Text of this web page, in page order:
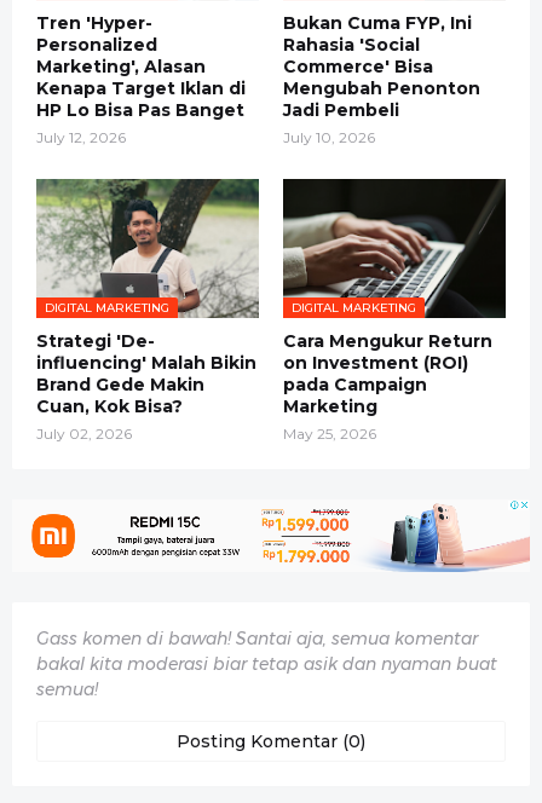
Tren 'Hyper-
Personalized
Marketing', Alasan
Kenapa Target Iklan di
HP Lo Bisa Pas Banget
July 12, 2026
Bukan Cuma FYP, Ini
Rahasia 'Social
Commerce' Bisa
Mengubah Penonton
Jadi Pembeli
July 10, 2026
DIGITAL MARKETING
Strategi 'De-
influencing' Malah Bikin
Brand Gede Makin
Cuan, Kok Bisa?
July 02, 2026
DIGITAL MARKETING
Cara Mengukur Return
on Investment (ROI)
pada Campaign
Marketing
May 25, 2026
Gass komen di bawah! Santai aja, semua komentar
bakal kita moderasi biar tetap asik dan nyaman buat
semua!
Posting Komentar (0)